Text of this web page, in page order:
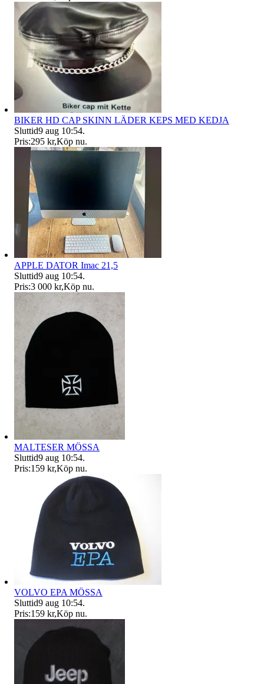
BIKER HD CAP SKINN LÄDER KEPS MED KEDJA
Sluttid9 aug 10:54.
Pris:295 kr,Köp nu.
APPLE DATOR Imac 21,5
Sluttid9 aug 10:54.
Pris:3 000 kr,Köp nu.
MALTESER MÖSSA
Sluttid9 aug 10:54.
Pris:159 kr,Köp nu.
VOLVO EPA MÖSSA
Sluttid9 aug 10:54.
Pris:159 kr,Köp nu.